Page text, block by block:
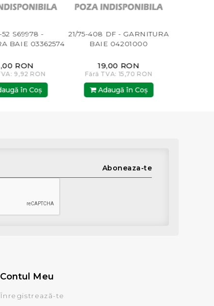
52 S69978 -
BAIE 03362574
RON
9,92 RON
în Coş
21/75-408 DF - GARNITURA
BAIE 04201000
19,00 RON
Fără TVA: 15,70 RON
Adaugă în Coş
Aboneaza-te
Contul Meu
Înregistrează-te